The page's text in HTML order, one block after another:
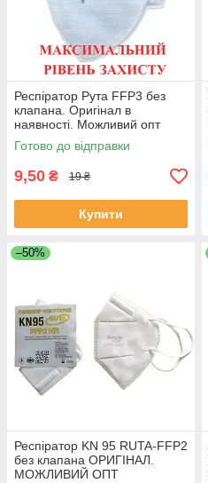
Респіратор Рута FFP3 без
клапана. Оригінал в
наявності. Можливий опт
Готово до відправки
9,50 ₴ 19 ₴
Купити
–50%
Респіратор KN 95 RUTA-FFP2
без клапана ОРИГІНАЛ.
МОЖЛИВИЙ ОПТ